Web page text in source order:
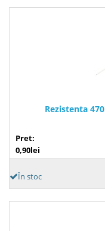
Rezistenta
Pret:
0,90lei
În stoc